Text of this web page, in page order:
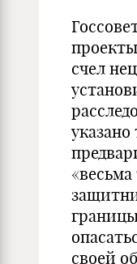
счел
своей